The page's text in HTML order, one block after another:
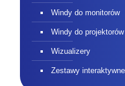
Windy do monitorów
Windy do projektorów
Wizualizery
Zestawy interaktywne